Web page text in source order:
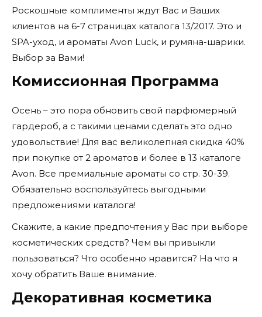
Роскошные комплименты ждут Вас и Ваших
клиентов на 6-7 страницах каталога 13/2017. Это и
SPA-уход, и ароматы Avon Luck, и румяна-шарики.
Выбор за Вами!
Комиссионная Программа
Осень – это пора обновить свой парфюмерный
гардероб, а с такими ценами сделать это одно
удовольствие! Для вас великолепная скидка 40%
при покупке от 2 ароматов и более в 13 каталоге
Avon. Все премиальные ароматы со стр. 30-39.
Обязательно воспользуйтесь выгодными
предложениями каталога!
Скажите, а какие предпочтения у Вас при выборе
косметических средств? Чем вы привыкли
пользоваться? Что особенно нравится? На что я
хочу обратить Ваше внимание.
Декоративная косметика